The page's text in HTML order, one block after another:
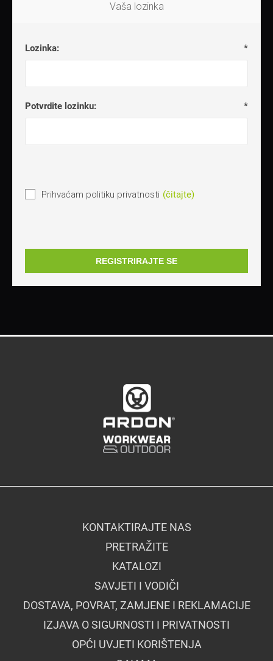
Vaša lozinka
Lozinka: *
Potvrdite lozinku: *
Prihvaćam politiku privatnosti (čitajte)
REGISTRIRAJTE SE
KONTAKTIRAJTE NAS
PRETRAŽITE
KATALOZI
SAVJETI I VODIČI
DOSTAVA, POVRAT, ZAMJENE I REKLAMACIJE
IZJAVA O SIGURNOSTI I PRIVATNOSTI
OPĆI UVJETI KORIŠTENJA